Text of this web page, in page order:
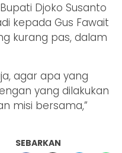
Djoko Susanto
kepada Gus Fawait
kurang pas, dalam
agar apa yang
yang dilakukan
misi bersama,”
SEBARKAN